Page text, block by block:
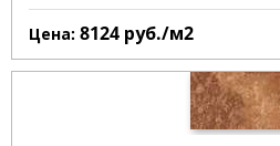
Цена: 8124 руб./м2